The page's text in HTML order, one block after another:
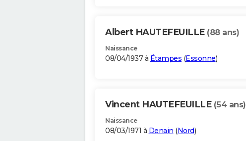
Albert HAUTEFEUILLE (88 ans)
Naissance
08/04/1937 à Étampes (Essonne)
Vincent HAUTEFEUILLE (54 ans)
Naissance
08/03/1971 à Denain (Nord)